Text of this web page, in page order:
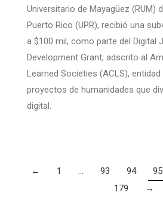
Universitario de Mayagüez (RUM)
Puerto Rico (UPR), recibió una
a $100 mil, como parte del Digital
Development Grant, adscrito al
Learned Societies (ACLS),
proyectos de humanidades que
digital.
← 1 … 93 94 95
179
→